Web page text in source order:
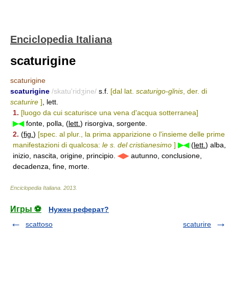
Enciclopedia Italiana
scaturigine
scaturigine
scaturigine /skatu'ridʒine/ s.f. [dal lat. scaturigo-gĭnis , der. di
scaturire ] , lett.
1. [luogo da cui scaturisce una vena d'acqua sotterranea]
▶◀fonte, polla, (lett. ) risorgiva, sorgente.
2. (fig. ) [spec. al plur., la prima apparizione o l'insieme delle prime
manifestazioni di qualcosa: le s. del cristianesimo ] ▶◀(lett. ) alba,
inizio, nascita, origine, principio. ◀▶autunno, conclusione,
decadenza, fine, morte.
Enciclopedia Italiana 2013
Игры ⚽
Нужен реферат?
scattoso
scaturire